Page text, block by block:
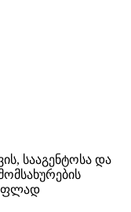
სააგენტოსა და